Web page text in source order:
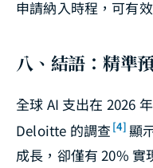
申請納入時程，可有
八、結語：精準
全球 AI 支出在 2026
Deloitte 的調查 [4] 顯
成長，卻僅有 20% 實